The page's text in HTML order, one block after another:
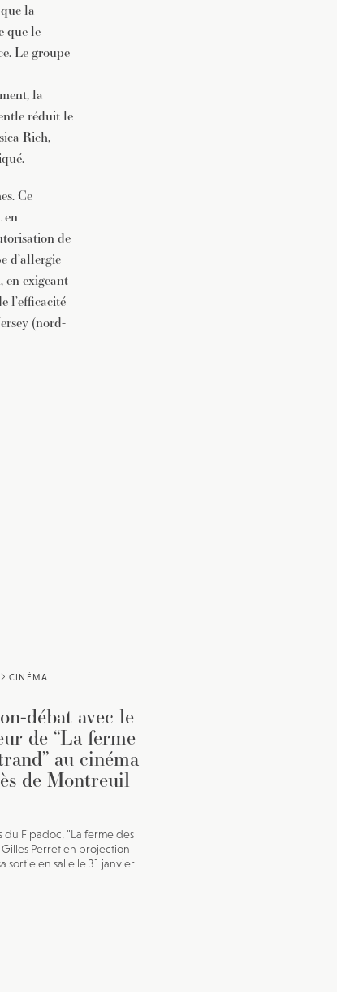
la
que le
Le groupe
la
réduit le
Rich,
Ce
en
de
d’allergie
en exigeant
l’efficacité
(nord-
CINÉMA
débat avec le
de “La ferme
au cinéma
de Montreuil
du Fipadoc, "La ferme des
Perret en projection-
sortie en salle le 31 janvier